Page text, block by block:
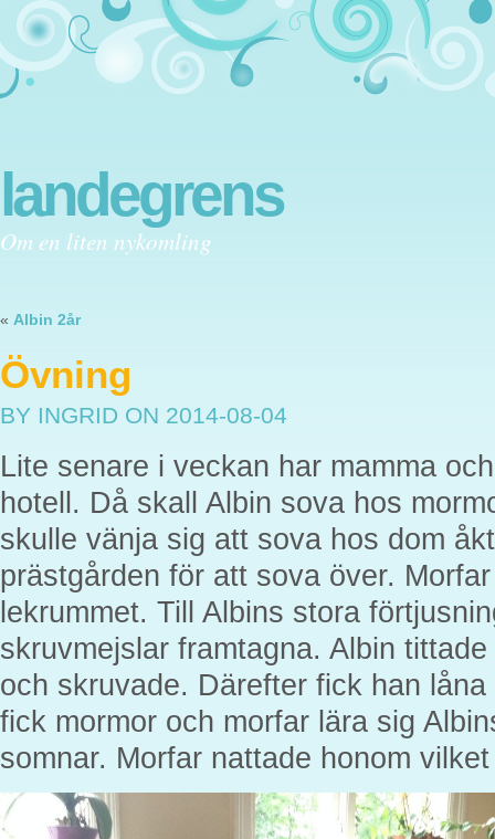
landegrens
Om en liten nykomling
« Albin 2år
Övning
BY INGRID ON 2014-08-04
Lite senare i veckan har mamma
hotell. Då skall Albin sova hos
skulle vänja sig att sova hos dom
prästgården för att sova över.
lekrummet. Till Albins stora
skruvmejslar framtagna. Albin
och skruvade. Därefter fick han
fick mormor och morfar lära sig
somnar. Morfar nattade honom